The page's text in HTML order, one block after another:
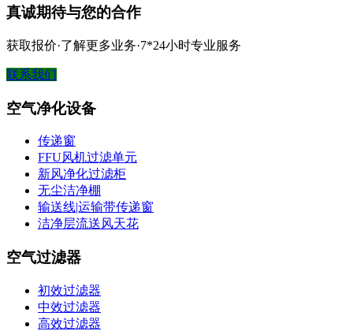
真诚期待与您的合作
获取报价·了解更多业务·7*24小时专业服务
联系我们
空气净化设备
传递窗
FFU风机过滤单元
新风净化过滤柜
无尘洁净棚
输送线|运输带传递窗
洁净层流送风天花
空气过滤器
初效过滤器
中效过滤器
高效过滤器